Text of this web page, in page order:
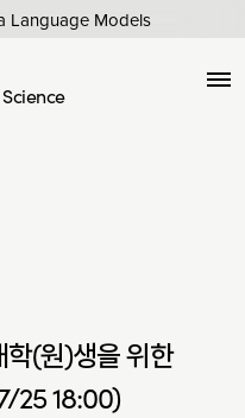
Language Models
(원)생을 위한
25 18:00)